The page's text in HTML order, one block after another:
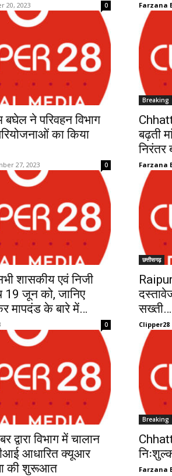
20, 2023 0 Farzana
ने परिवहन विभाग
का किया
27, 2023 0
Breaking
बढ़ती
निरंतर
Farzana
शासकीय एवं निजी
जून को, जानिए
मापदंड के बारे में…
0
छत्तीसगढ़
सख्ती…
Clipper28
द्वारा विभाग में चालान
आधारित क्यूआर
की शुरूआत
Breaking
Farzana